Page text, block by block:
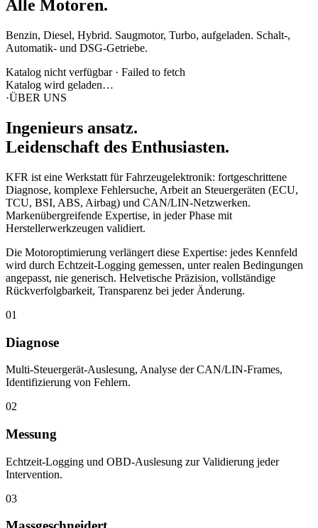
Alle Marken.
Alle Motoren.
Automatik- und DSG-Getriebe.
Katalog nicht verfügbar
·ÜBER UNS
Ingenieurs ansatz.
Leidenschaft des Enthusiasten.
KFR ist eine Werkstatt für Fahrzeugelektronik: fortgeschrittene
Diagnose, komplexe Fehlersuche, Arbeit an Steuergeräten (ECU,
TCU, BSI, ABS, Airbag) und CAN/LIN-Netzwerken.
Herstellerwerkzeugen validiert.
Die Motoroptimierung verlängert diese Expertise: jedes Kennfeld
wird durch Echtzeit-Logging gemessen, unter realen Bedingungen
Rückverfolgbarkeit, Transparenz bei jeder Änderung.
01
Diagnose
Identifizierung von Fehlern.
02
Messung
Intervention.
03